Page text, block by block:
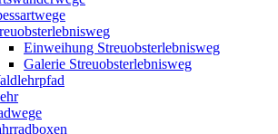
Einweihung Streuobsterlebnisweg
Galerie Streuobsterlebnisweg